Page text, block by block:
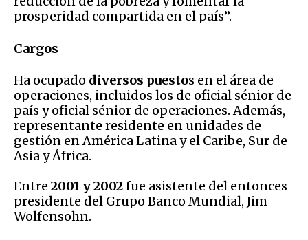
prosperidad compartida en el país”.
Cargos
Ha ocupado diversos puestos en el área de
operaciones, incluidos los de oficial sénior de
país y oficial sénior de operaciones. Además,
representante residente en unidades de
gestión en América Latina y el Caribe, Sur de
Asia y África.
Entre 2001 y 2002fue asistente del entonces
presidente del Grupo Banco Mundial, Jim
Wolfensohn.